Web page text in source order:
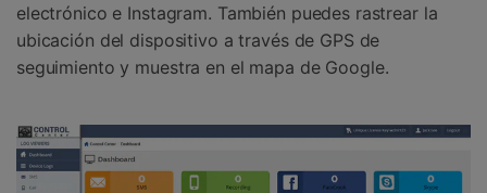
electrónico e Instagram. También puedes rastrear la
ubicación del dispositivo a través de GPS de
seguimiento y muestra en el mapa de Google.